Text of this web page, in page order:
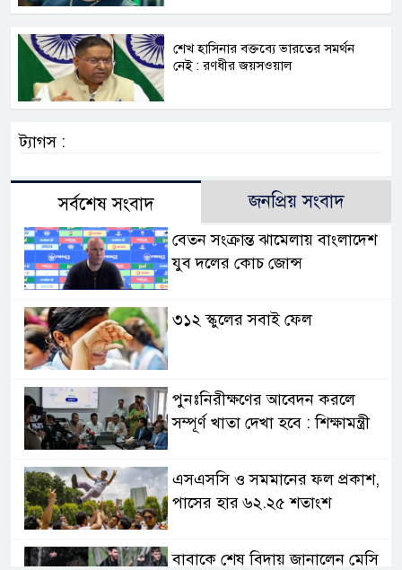
শেখ হাসিনার বক্তব্যে ভারতের সমর্থন
নেই : রণধীর জয়সওয়াল
ট্যাগস :
সর্বশেষ সংবাদ জনপ্রিয় সংবাদ
বেতন সংক্রান্ত ঝামেলায় বাংলাদেশ
যুব দলের কোচ জোন্স
৩১২ স্কুলের সবাই ফেল
পুনঃনিরীক্ষণের আবেদন করলে
সম্পূর্ণ খাতা দেখা হবে : শিক্ষামন্ত্রী
এসএসসি ও সমমানের ফল প্রকাশ,
পাসের হার ৬২.২৫ শতাংশ
বাবাকে শেষ বিদায় জানালেন মেসি